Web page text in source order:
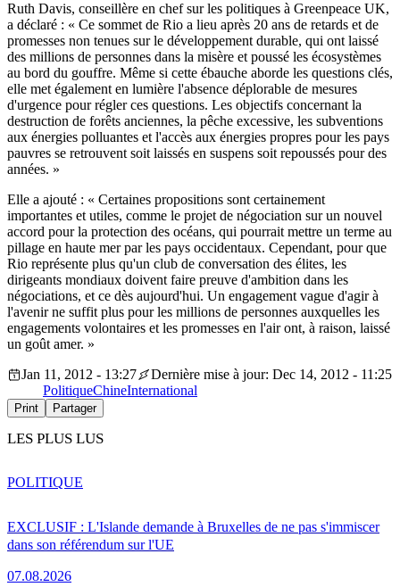
Ruth Davis, conseillère en chef sur les politiques à Greenpeace UK,
a déclaré : « Ce sommet de Rio a lieu après 20 ans de retards et de
promesses non tenues sur le développement durable, qui ont laissé
des millions de personnes dans la misère et poussé les écosystèmes
au bord du gouffre. Même si cette ébauche aborde les questions clés,
elle met également en lumière l'absence déplorable de mesures
d'urgence pour régler ces questions. Les objectifs concernant la
destruction de forêts anciennes, la pêche excessive, les subventions
aux énergies polluantes et l'accès aux énergies propres pour les pays
pauvres se retrouvent soit laissés en suspens soit repoussés pour des
années. »
Elle a ajouté : « Certaines propositions sont certainement
importantes et utiles, comme le projet de négociation sur un nouvel
accord pour la protection des océans, qui pourrait mettre un terme au
pillage en haute mer par les pays occidentaux. Cependant, pour que
Rio représente plus qu'un club de conversation des élites, les
dirigeants mondiaux doivent faire preuve d'ambition dans les
négociations, et ce dès aujourd'hui. Un engagement vague d'agir à
l'avenir ne suffit plus pour les millions de personnes auxquelles les
engagements volontaires et les promesses en l'air ont, à raison, laissé
un goût amer. »
Jan 11, 2012 - 13:27
Dernière mise à jour: Dec 14, 2012 - 11:25
PolitiqueChineInternational
Print Partager
LES PLUS LUS
EXCLUSIF : L'Islande demande à Bruxelles de ne pas s'immiscer
dans son référendum sur l'UE
07.08.2026
POLITIQUE